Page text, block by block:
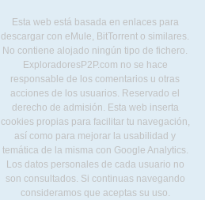
Esta web está basada en enlaces para
descargar con eMule, BitTorrent o similares.
No contiene alojado ningún tipo de fichero.
ExploradoresP2P.com no se hace
responsable de los comentarios u otras
acciones de los usuarios. Reservado el
derecho de admisión. Esta web inserta
cookies propias para facilitar tu navegación,
así como para mejorar la usabilidad y
temática de la misma con Google Analytics.
Los datos personales de cada usuario no
son consultados. Si continuas navegando
consideramos que aceptas su uso.